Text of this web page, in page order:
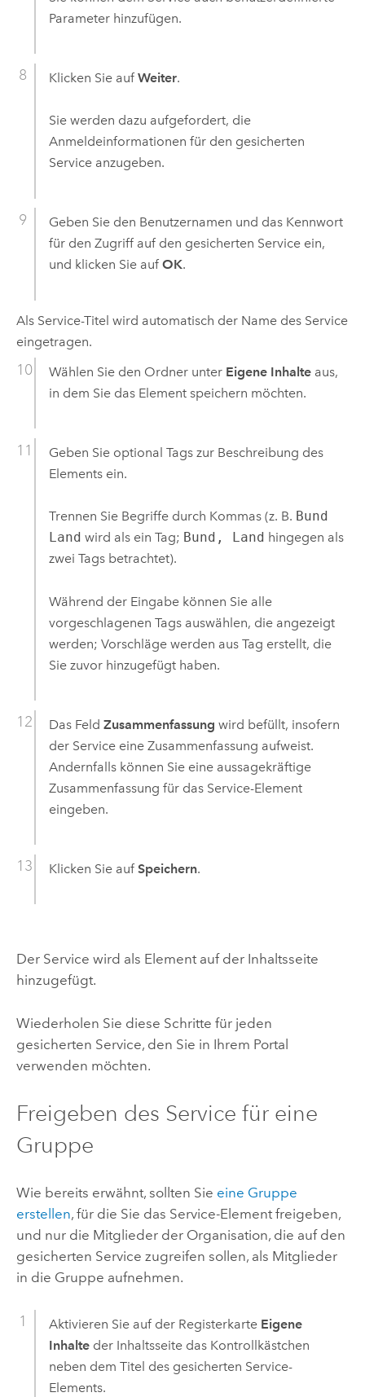
Parameter hinzufügen.
Klicken Sie auf Weiter.
Sie werden dazu aufgefordert, die
Anmeldeinformationen für den gesicherten
Service anzugeben.
Geben Sie den Benutzernamen und das Kennwort
für den Zugriff auf den gesicherten Service ein,
und klicken Sie auf OK.
Als Service-Titel wird automatisch der Name des Service
eingetragen.
Wählen Sie den Ordner unter Eigene Inhalteaus,
in dem Sie das Element speichern möchten.
Geben Sie optional Tags zur Beschreibung des
Elements ein.
Trennen Sie Begriffe durch Kommas (z. B. Bund
Land wird als ein Tag; Bund, Land hingegen als
zwei Tags betrachtet).
Während der Eingabe können Sie alle
vorgeschlagenen Tags auswählen, die angezeigt
werden; Vorschläge werden aus Tag erstellt, die
Sie zuvor hinzugefügt haben.
Das Feld Zusammenfassung wird befüllt, insofern
der Service eine Zusammenfassung aufweist.
Andernfalls können Sie eine aussagekräftige
Zusammenfassung für das Service-Element
eingeben.
Klicken Sie auf Speichern.
Der Service wird als Element auf der Inhaltsseite
hinzugefügt.
Wiederholen Sie diese Schritte für jeden
gesicherten Service, den Sie in Ihrem Portal
verwenden möchten.
Freigeben des Service für eine
Gruppe
Wie bereits erwähnt, sollten Sie eine Gruppe
erstellen, für die Sie das Service-Element freigeben,
und nur die Mitglieder der Organisation, die auf den
gesicherten Service zugreifen sollen, als Mitglieder
in die Gruppe aufnehmen.
Aktivieren Sie auf der Registerkarte Eigene
Inhalteder Inhaltsseite das Kontrollkästchen
neben dem Titel des gesicherten Service-
Elements.